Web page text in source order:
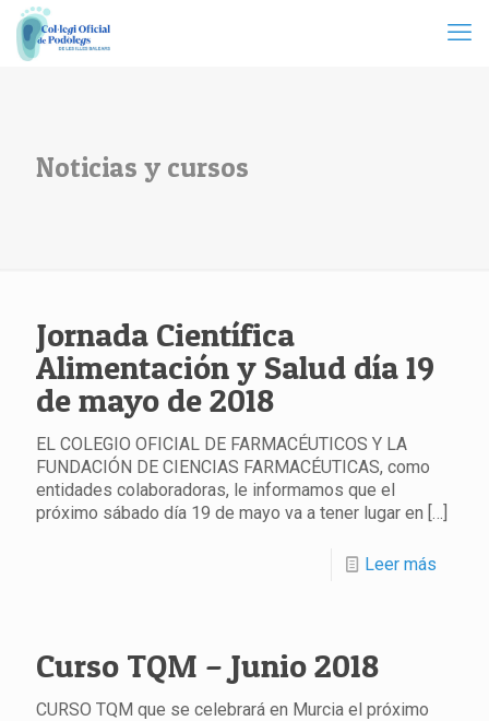
Noticias y cursos
Jornada Científica
Alimentación y Salud día 19
de mayo de 2018
EL COLEGIO OFICIAL DE FARMACÉUTICOS Y LA
FUNDACIÓN DE CIENCIAS FARMACÉUTICAS, como
entidades colaboradoras, le informamos que el
próximo sábado día 19 de mayo va a tener lugar en […]
Leer más
Curso TQM – Junio 2018
CURSO TQM que se celebrará en Murcia el próximo